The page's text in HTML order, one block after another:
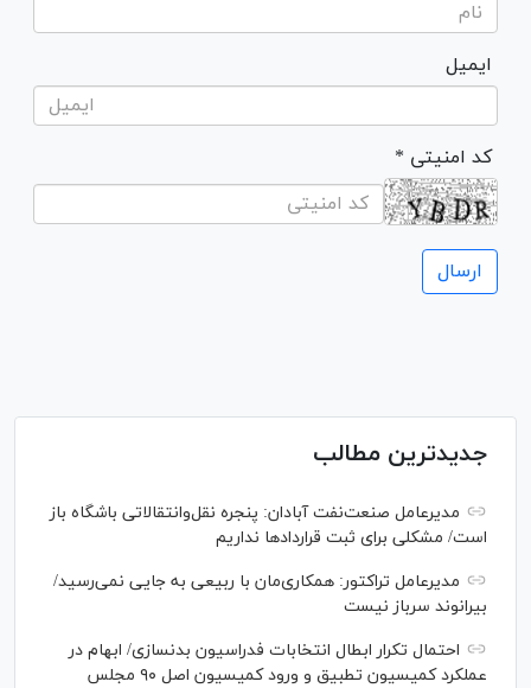
ایمیل
* کد امنیتی
جدیدترین مطالب
مدیرعامل صنعت‌نفت آبادان: پنجره نقل‌وانتقالاتی باشگاه باز
است/ مشکلی برای ثبت قرارداد‌ها نداریم
مدیرعامل تراکتور: همکاری‌مان با ربیعی به جایی نمی‌رسید/
بیرانوند سرباز نیست
احتمال تکرار ابطال انتخابات فدراسیون بدنسازی/ ابهام در
عملکرد کمیسیون تطبیق و ورود کمیسیون اصل ۹۰ مجلس